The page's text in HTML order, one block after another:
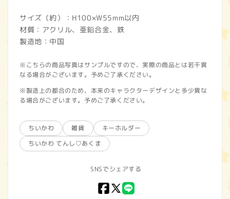
サイズ（約）：H100×W55mm以内
材質：アクリル、亜鉛合金、鉄
製造地：中国
※こちらの商品写真はサンプルですので、実際の商品とは若干異
なる場合がございます。予めご了承ください。
※製造上の都合のため、本来のキャラクターデザインと多少異な
る場合がございます。予めご了承ください。
ちいかわ 雑貨
キーホルダー
ちいかわ てんし♡あくま
SNSでシェアする
Facebook
X